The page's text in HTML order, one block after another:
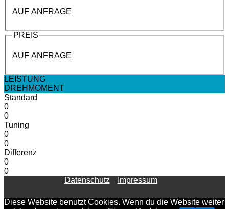
AUF ANFRAGE
PREIS
AUF ANFRAGE
LEISTUNG
DREHMOMENT
Standard
0
0
Tuning
0
0
Differenz
0
0
Datenschutz
Impressum
Diese Website benutzt Cookies. Wenn du die Website weiter